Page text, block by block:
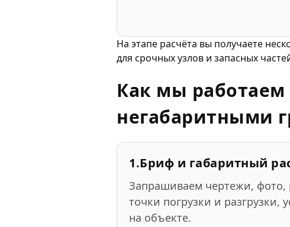
На этапе расчёта вы получаете
для срочных узлов и запасных
Как мы
негабаритными
1.Бриф и габаритный
Запрашиваем чертежи, фото,
точки погрузки и разгрузки,
на объекте.